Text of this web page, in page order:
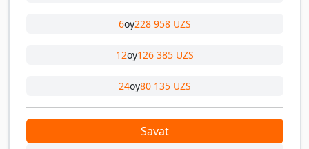
6oy228 958 UZS
12oy126 385 UZS
24oy80 135 UZS
Savat